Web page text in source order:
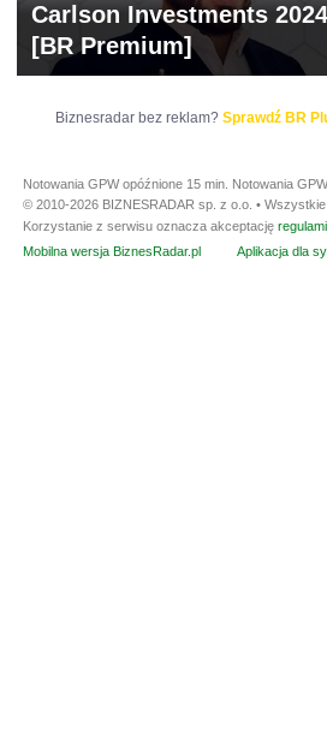
Carlson Investments 2024
[BR Premium]
Biznesradar bez reklam? Sprawdź BR
Notowania GPW opóźnione 15 min. Notowania
© 2010-2026 BIZNESRADAR sp. z o.o. •
Korzystanie z serwisu oznacza akceptację
Mobilna wersja BiznesRadar.pl
Aplikacja dla